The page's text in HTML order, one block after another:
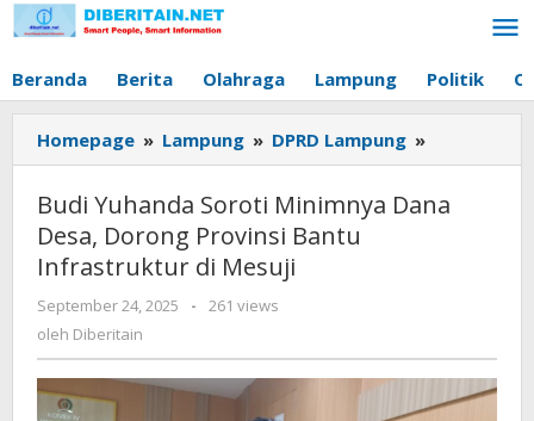
Lewati
ke
Beranda Berita Olahraga Lampung Politik
Homepage » Lampung » DPRD Lampung »
Yuhanda
Minimnya
di
Budi Yuhanda Soroti Minimnya Dana
Desa, Dorong Provinsi Bantu
Infrastruktur di Mesuji
September 24, 2025
oleh
-
261 views
oleh Diberitain